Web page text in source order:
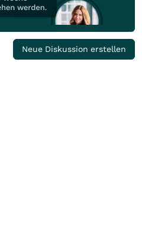
Neue Diskussion erstellen